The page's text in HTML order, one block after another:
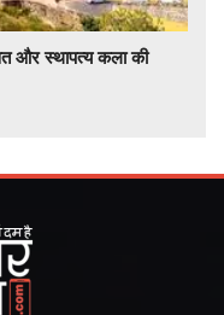
और स्थापत्य कला की